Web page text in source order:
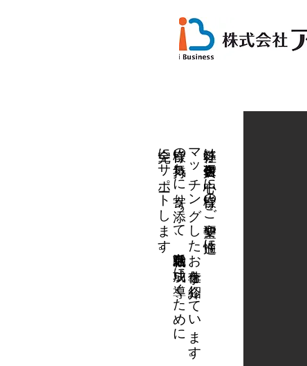
​弊社は伊賀・名張を中心に皆様のご要望や適性に
マッチングしたお仕事を紹介しています。
皆様の気持ちに寄り添って、就職活動を成功に導くために
​完全にサポートします。